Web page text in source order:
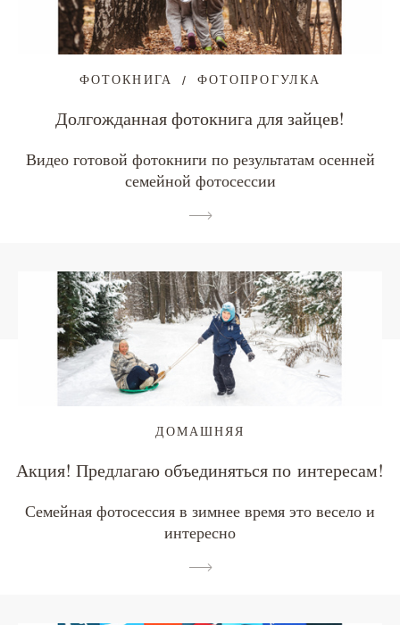
ФОТОКНИГА ФОТОПРОГУЛКА
Долгожданная фотокнига для зайцев!
Видео готовой фотокниги по результатам осенней
семейной фотосессии
ДОМАШНЯЯ
Акция! Предлагаю объединяться по интересам!
Семейная фотосессия в зимнее время это весело и
интересно